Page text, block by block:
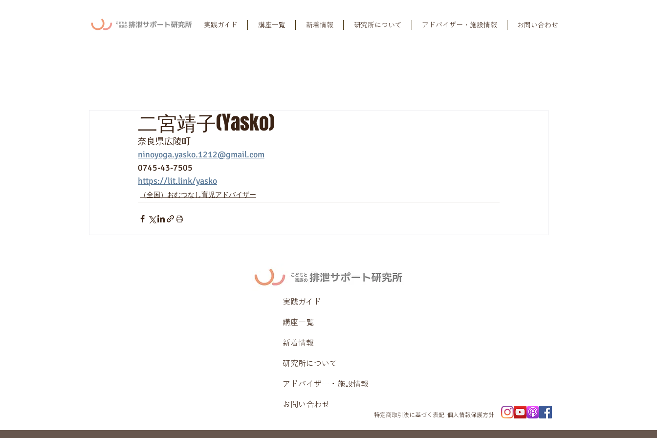
実践ガイド 講座一覧 新着情報 研究所について アドバイザー・施設情報 お問い合わせ
二宮靖子(Yasko)
奈良県広陵町
ninoyoga.yasko.1212@gmail.com
0745-43-7505
https://lit.link/yasko
（全国）おむつなし育児アドバイザー
実践ガイド
講座一覧
新着情報
研究所について
アドバイザー・施設情報
お問い合わせ
特定商取引法に基づく表記 個人情報保護方針